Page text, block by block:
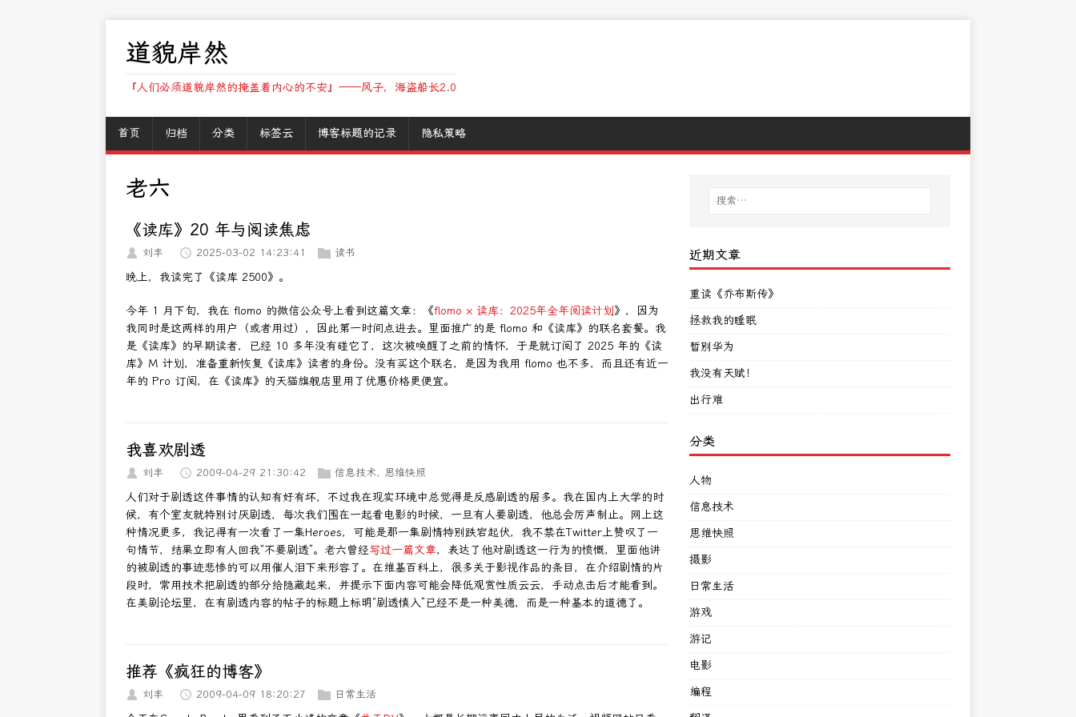
道貌岸然
『人们必须道貌岸然的掩盖着内心的不安』——风子，海盗船长2.0
首页 归档 分类 标签云 博客标题的记录 隐私策略
老六
《读库》20 年与阅读焦虑
刘丰 2025-03-02 14:23:41 读书
晚上，我读完了《读库 2500》。
今年 1 月下旬，我在 flomo 的微信公众号上看到这篇文章：《flomo × 读库：2025年全年阅读计划》，因为
我同时是这两样的用户（或者用过），因此第一时间点进去。里面推广的是 flomo 和《读库》的联名套餐。我
是《读库》的早期读者，已经 10 多年没有碰它了，这次被唤醒了之前的情怀，于是就订阅了 2025 年的《读
库》M 计划，准备重新恢复《读库》读者的身份。没有买这个联名，是因为我用 flomo 也不多，而且还有近一
年的 Pro 订阅，在《读库》的天猫旗舰店里用了优惠价格更便宜。
我喜欢剧透
刘丰 2009-04-29 21:30:42 信息技术, 思维快照
人们对于剧透这件事情的认知有好有坏，不过我在现实环境中总觉得是反感剧透的居多。我在国内上大学的时
候，有个室友就特别讨厌剧透，每次我们围在一起看电影的时候，一旦有人要剧透，他总会厉声制止。网上这
种情况更多，我记得有一次看了一集Heroes，可能是那一集剧情特别跌宕起伏，我不禁在Twitter上赞叹了一
句情节，结果立即有人回我“不要剧透”。老六曾经写过一篇文章，表达了他对剧透这一行为的愤慨，里面他讲
的被剧透的事迹悲惨的可以用催人泪下来形容了。在维基百科上，很多关于影视作品的条目，在介绍剧情的片
段时，常用技术把剧透的部分给隐藏起来，并提示下面内容可能会降低观赏性质云云，手动点击后才能看到。
在美剧论坛里，在有剧透内容的帖子的标题上标明“剧透慎入”已经不是一种美德，而是一种基本的道德了。
推荐《疯狂的博客》
刘丰 2009-04-09 18:20:27 日常生活
近期文章
重读《乔布斯传》
拯救我的睡眠
暂别华为
我没有天赋！
出行难
分类
人物
信息技术
思维快照
摄影
日常生活
游戏
游记
电影
编程